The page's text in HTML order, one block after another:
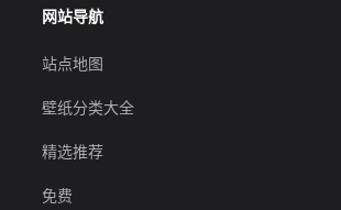
网站导航
站点地图
壁纸分类大全
精选推荐
免费